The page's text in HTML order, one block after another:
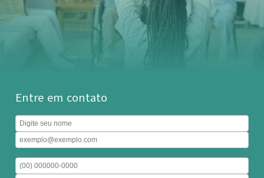
Entre em contato